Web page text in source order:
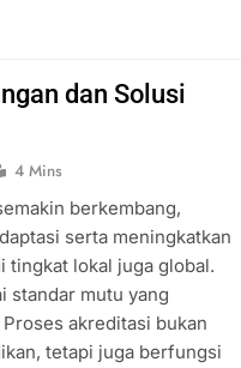
dan Solusi
4 Mins
berkembang,
serta meningkatkan
tingkat lokal juga global.
standar mutu yang
akreditasi bukan
tetapi juga berfungsi